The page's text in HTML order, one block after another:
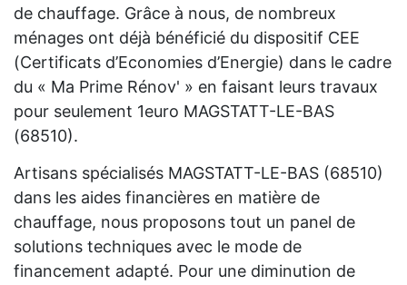
de chauffage. Grâce à nous, de nombreux
ménages ont déjà bénéficié du dispositif CEE
(Certificats d’Economies d’Energie) dans le cadre
du « Ma Prime Rénov' » en faisant leurs travaux
pour seulement 1euro MAGSTATT-LE-BAS
(68510).
Artisans spécialisés MAGSTATT-LE-BAS (68510)
dans les aides financières en matière de
chauffage, nous proposons tout un panel de
solutions techniques avec le mode de
financement adapté. Pour une diminution de